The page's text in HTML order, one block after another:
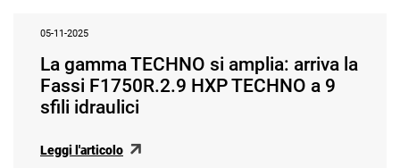
05-11-2025
La gamma TECHNO si amplia: arriva la
Fassi F1750R.2.9 HXP TECHNO a 9
sfili idraulici
Leggi l'articolo